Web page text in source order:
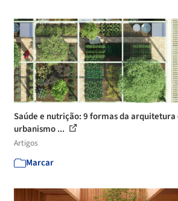
Saúde e nutrição: 9 formas da arquitetura
urbanismo ...
Artigos
Marcar